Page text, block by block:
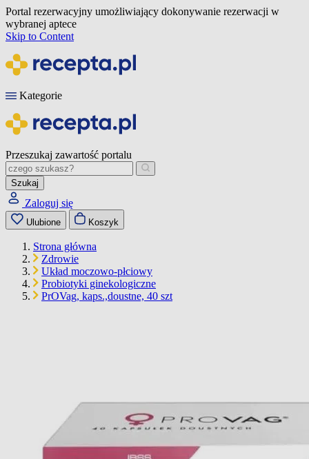
Portal rezerwacyjny umożliwiający dokonywanie rezerwacji w
wybranej aptece
Skip to Content
Kategorie
Przeszukaj zawartość portalu
Szukaj
Zaloguj się
Ulubione Koszyk
Strona główna
Zdrowie
Układ moczowo-płciowy
Probiotyki ginekologiczne
PrOVag, kaps.,doustne, 40 szt